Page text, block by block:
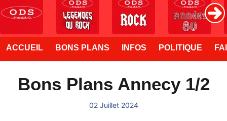
ACCUEIL BONS PLANS INFOS POLITIQUE
Bons Plans Annecy 1/2
02 Juillet 2024